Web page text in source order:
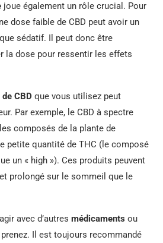
joue également un rôle crucial. Pour
dose faible de CBD peut avoir un
sédatif. Il peut donc être
la dose pour ressentir les effets
CBD que vous utilisez peut
Par exemple, le CBD à spectre
composés de la plante de
petite quantité de THC (le composé
un « high »). Ces produits peuvent
prolongé sur le sommeil que le
avec d’autres médicaments ou
Il est toujours recommandé